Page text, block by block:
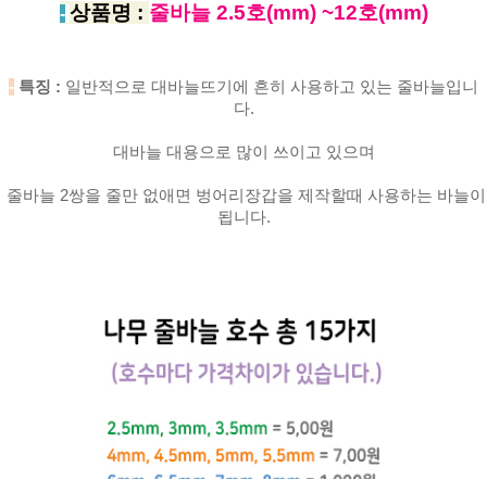
- 상품명 : 줄바늘 2.5호(mm) ~12호(mm)
- 특징 : 일반적으로 대바늘뜨기에 흔히 사용하고 있는 줄바늘입니
다.
대바늘 대용으로 많이 쓰이고 있으며
줄바늘 2쌍을 줄만 없애면 벙어리장갑을 제작할때 사용하는 바늘이
됩니다.